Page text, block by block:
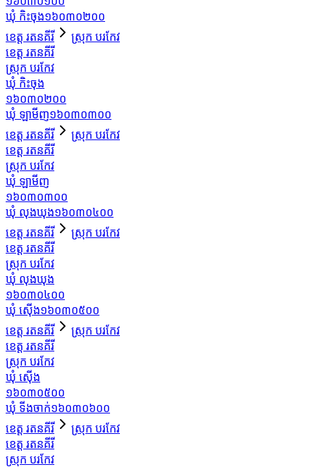
ឃុំ កិះចុង១៦០៣០២០០
ខេត្ត រតនគីរី
ស្រុក បរកែវ
ខេត្ត រតនគីរី
ស្រុក បរកែវ
ឃុំ កិះចុង
១៦០៣០២០០
ឃុំ ឡាមីញ១៦០៣០៣០០
ខេត្ត រតនគីរី
ស្រុក បរកែវ
ខេត្ត រតនគីរី
ស្រុក បរកែវ
ឃុំ ឡាមីញ
១៦០៣០៣០០
ឃុំ លុងឃុង១៦០៣០៤០០
ខេត្ត រតនគីរី
ស្រុក បរកែវ
ខេត្ត រតនគីរី
ស្រុក បរកែវ
ឃុំ លុងឃុង
១៦០៣០៤០០
ឃុំ ស៊ើង១៦០៣០៥០០
ខេត្ត រតនគីរី
ស្រុក បរកែវ
ខេត្ត រតនគីរី
ស្រុក បរកែវ
ឃុំ ស៊ើង
១៦០៣០៥០០
ឃុំ ទីងចាក់១៦០៣០៦០០
ខេត្ត រតនគីរី
ស្រុក បរកែវ
ខេត្ត រតនគីរី
ស្រុក បរកែវ